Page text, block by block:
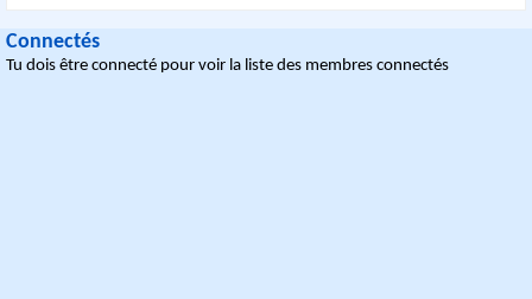
Connectés
Tu dois être connecté pour voir la liste des membres connectés